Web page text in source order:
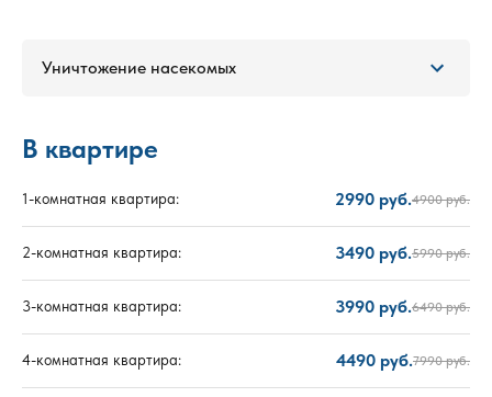
Уничтожение насекомых
В квартире
1-комнатная квартира: 2990 руб.4900 руб.
2-комнатная квартира: 3490 руб.5990 руб.
3-комнатная квартира: 3990 руб.6490 руб.
4-комнатная квартира: 4490 руб.7990 руб.